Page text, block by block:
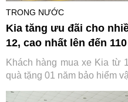
TRONG NƯỚC
Kia tăng ưu đãi cho
12, cao nhất lên đến
Khách hàng mua xe Kia từ
quà tặng 01 năm bảo hiểm